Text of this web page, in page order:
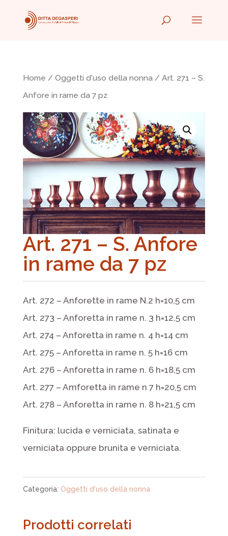
Home / Oggetti d'uso della nonna/ Art. 271 – S.
Anfore in rame da 7 pz
Art. 271 – S. Anfore
in rame da 7 pz
Art. 272 – Anforette in rame N.2 h=10,5 cm
Art. 273 – Anforetta in rame n. 3 h=12,5 cm
Art. 274 – Anforetta in rame n. 4 h=14 cm
Art. 275 – Anforetta in rame n. 5 h=16 cm
Art. 276 – Anforetta in rame n. 6 h=18,5 cm
Art. 277 – Amforetta in rame n 7 h=20,5 cm
Art. 278 – Anforetta in rame n. 8 h=21,5 cm
Finitura: lucida e verniciata, satinata e
verniciata oppure brunita e verniciata.
Categoria: Oggetti d'uso della nonna
Prodotti correlati